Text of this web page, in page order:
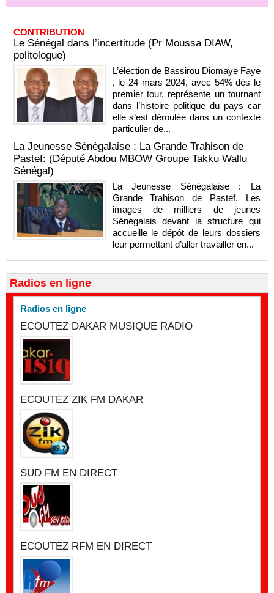
CONTRIBUTION
Le Sénégal dans l’incertitude (Pr Moussa DIAW,
politologue)
L’élection de Bassirou Diomaye Faye
, le 24 mars 2024, avec 54% dès le
premier tour, représente un tournant
dans l’histoire politique du pays car
elle s’est déroulée dans un contexte
particulier de...
La Jeunesse Sénégalaise : La Grande Trahison de
Pastef: (Député Abdou MBOW Groupe Takku Wallu
Sénégal)
La Jeunesse Sénégalaise : La
Grande Trahison de Pastef. Les
images de milliers de jeunes
Sénégalais devant la structure qui
accueille le dépôt de leurs dossiers
leur permettant d’aller travailler en...
Radios en ligne
Radios en ligne
ECOUTEZ DAKAR MUSIQUE RADIO
ECOUTEZ ZIK FM DAKAR
SUD FM EN DIRECT
ECOUTEZ RFM EN DIRECT